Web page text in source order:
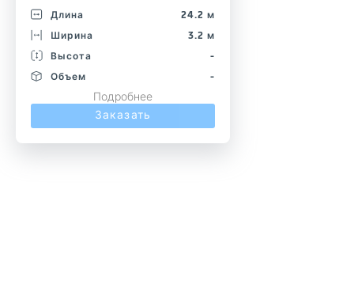
Длина
24.2 м
Ширина
3.2 м
Высота
-
Объем
-
Подробнее
Заказать